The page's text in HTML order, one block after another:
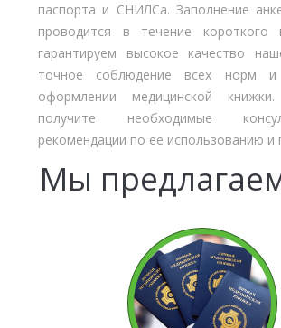
паспорта и СНИЛСа. Заполнение
проводится в течение
гарантируем высокое качество
точное соблюдение всех норм
оформлении медицинской
получите необходимые
рекомендации по ее использованию и
Мы